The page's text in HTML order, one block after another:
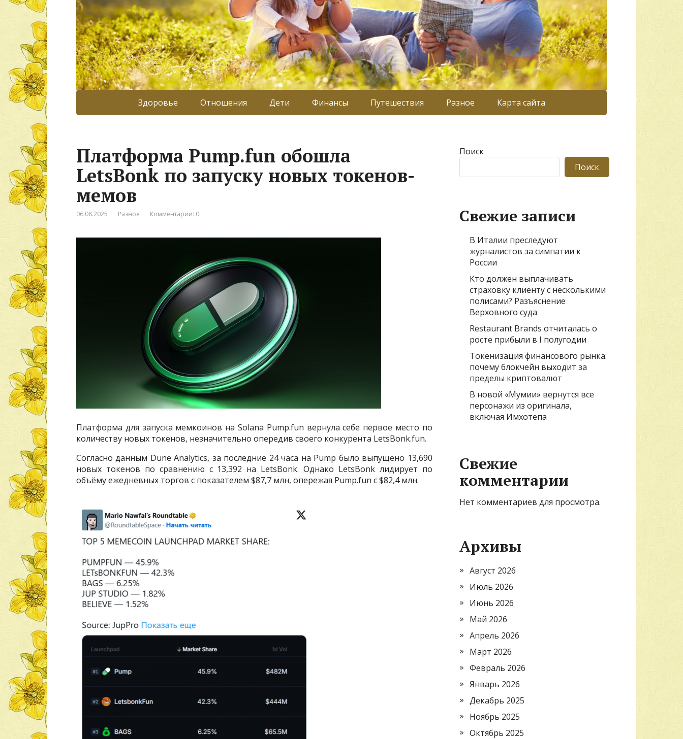
Здоровье Отношения Дети Финансы Путешествия Разное Карта сайта
Платформа Pump.fun обошла
LetsBonk по запуску новых токенов-
мемов
06.08.2025 Разное Комментарии: 0
Платформа для запуска мемкоинов на Solana Pump.fun вернула себе первое место по
количеству новых токенов, незначительно опередив своего конкурента LetsBonk.fun.
Согласно данным Dune Analytics, за последние 24 часа на Pump было выпущено 13,690
новых токенов по сравнению с 13,392 на LetsBonk. Однако LetsBonk лидирует по
объёму ежедневных торгов с показателем $87,7 млн, опережая Pump.fun с $82,4 млн.
Поиск
Поиск
Свежие записи
В Италии преследуют
журналистов за симпатии к
России
Кто должен выплачивать
страховку клиенту с несколькими
полисами? Разъяснение
Верховного суда
Restaurant Brands отчиталась о
росте прибыли в I полугодии
Токенизация финансового рынка:
почему блокчейн выходит за
пределы криптовалют
В новой «Мумии» вернутся все
персонажи из оригинала,
включая Имхотепа
Свежие
комментарии
Нет комментариев для просмотра.
Архивы
Август 2026
Июль 2026
Июнь 2026
Май 2026
Апрель 2026
Март 2026
Февраль 2026
Январь 2026
Декабрь 2025
Ноябрь 2025
Октябрь 2025